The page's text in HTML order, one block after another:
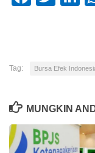
Tag: Bursa Efek
MUNGKIN